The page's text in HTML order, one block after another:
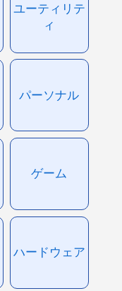
ユーティリテ
ィ
パーソナル
ゲーム
ハードウェア